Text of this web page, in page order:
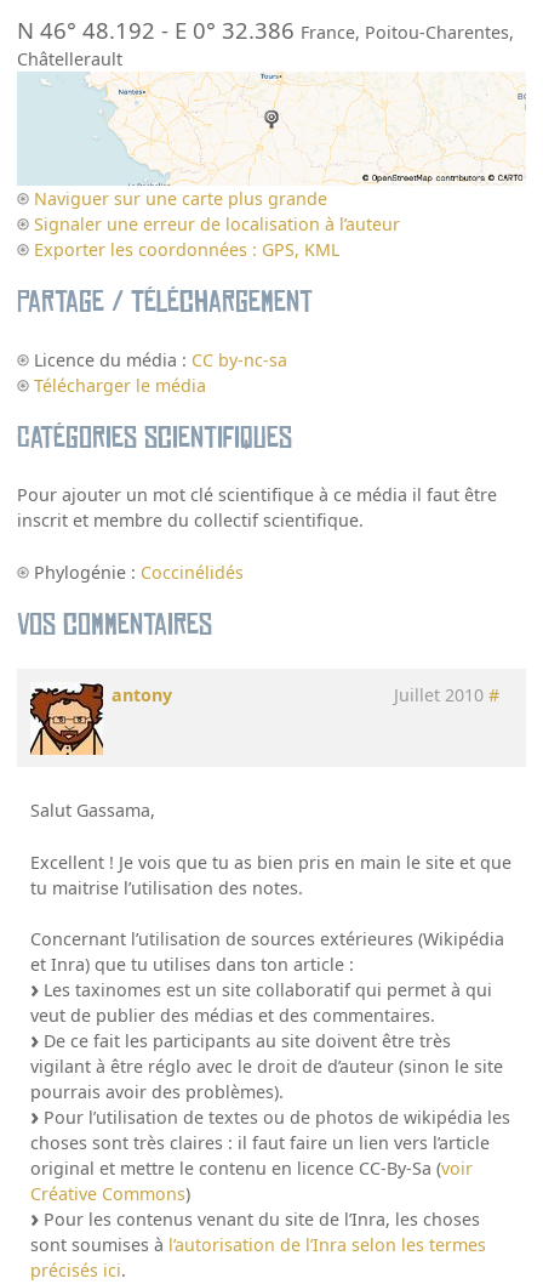
N 46° 48.192 - E 0° 32.386 France, Poitou-Charentes,
Châtellerault
Naviguer sur une carte plus grande
Signaler une erreur de localisation à l’auteur
Exporter les coordonnées : GPS, KML
Partage / Téléchargement
Licence du média : CC by-nc-sa
Télécharger le média
Catégories scientifiques
Pour ajouter un mot clé scientifique à ce média il faut être
inscrit et membre du collectif scientifique.
Phylogénie : Coccinélidés
Vos commentaires
antony Juillet 2010 #
Salut Gassama,
Excellent ! Je vois que tu as bien pris en main le site et que
tu maitrise l’utilisation des notes.
Concernant l’utilisation de sources extérieures (Wikipédia
et Inra) que tu utilises dans ton article :
Les taxinomes est un site collaboratif qui permet à qui
veut de publier des médias et des commentaires.
De ce fait les participants au site doivent être très
vigilant à être réglo avec le droit de d’auteur (sinon le site
pourrais avoir des problèmes).
Pour l’utilisation de textes ou de photos de wikipédia les
choses sont très claires : il faut faire un lien vers l’article
original et mettre le contenu en licence CC-By-Sa (voir
Créative Commons)
Pour les contenus venant du site de l’Inra, les choses
sont soumises à l’autorisation de l’Inra selon les termes
précisés ici.